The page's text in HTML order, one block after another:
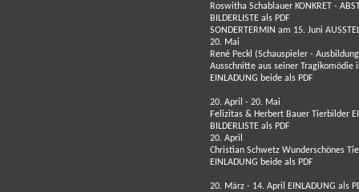
Roswitha Schablauer KONKRET -
BILDERLISTE als PDF
SONDERTERMIN am 15. Juni
20. Mai
René Peckl (Schauspieler -
Ausschnitte aus seiner
EINLADUNG beide als PDF
20. April - 20. Mai
Felizitas & Herbert Bauer Tierbilder
BILDERLISTE als PDF
20. April
Christian Schwetz Wunderschönes
EINLADUNG beide als PDF
20. März - 14. April
EINLADUNG als